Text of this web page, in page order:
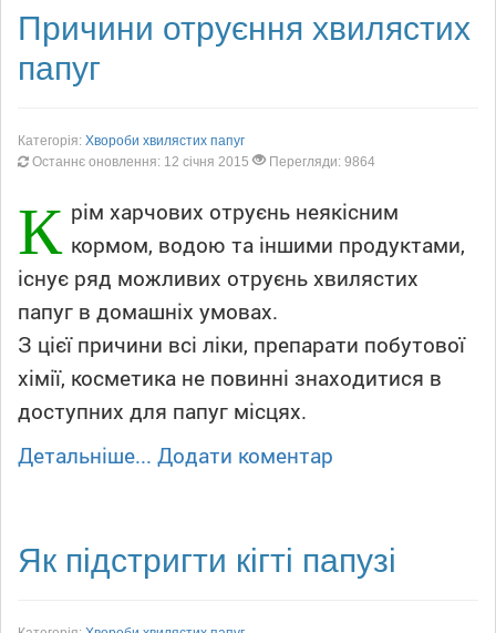
Причини отруєння хвилястих
папуг
Категорія: Хвороби хвилястих папуг
Останнє оновлення: 12 січня 2015
Перегляди: 9864
К рім харчових отруєнь неякісним
кормом, водою та іншими продуктами,
існує ряд можливих отруєнь хвилястих
папуг в домашніх умовах.
З цієї причини всі ліки, препарати побутової
хімії, косметика не повинні знаходитися в
доступних для папуг місцях.
Детальніше... Додати коментар
Як підстригти кігті папузі